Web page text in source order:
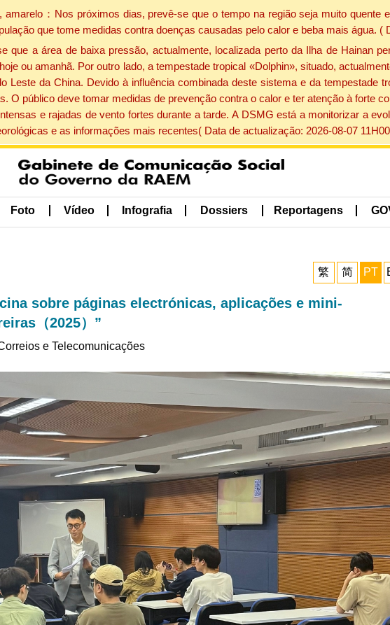
amarelo：Nos próximos dias, prevê-se que o tempo na região seja muito
que tome medidas contra doenças causadas pelo calor e beba mais água. (
que a área de baixa pressão, actualmente, localizada perto da Ilha de Hainan
ou amanhã. Por outro lado, a tempestade tropical «Dolphin», situado,
Leste da China. Devido à influência combinada deste sistema e da tempestade
O público deve tomar medidas de prevenção contra o calor e ter atenção à forte
e rajadas de vento fortes durante a tarde. A DSMG está a monitorizar a
e as informações mais recentes( Data de actualização: 2026-08-07
Foto Vídeo Infografia Dossiers Reportagens
繁 简 PT
sobre páginas electrónicas, aplicações e mini-
（2025）”
e Telecomunicações